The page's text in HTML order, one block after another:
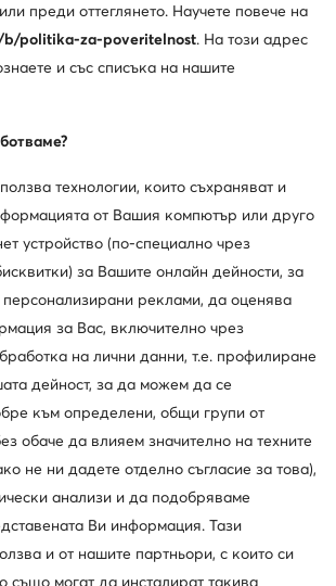
cm
-50%
€-50%
-27%
Clara Barson
Сандали · Син · 5.5 cm
Актуална цена
16,99€
-27%
Най-ниска цена
23,51 € -27%
преди оттеглянето. Научете повече на
politika-za-poveritelnost. На този адрес
и със списъка на нашите
технологии, които съхраняват и
от Вашия компютър или друго
устройство (по-специално чрез
за Вашите онлайн дейности, за
реклами, да оценява
за Вас, включително чрез
на лични данни, т.е. профилиране
дейност, за да можем да се
към определени, общи групи от
обаче да влияем значително на техните
не ни дадете отделно съгласие за това),
анализи и да подобряваме
Ви информация. Тази
и от нашите партньори, с които си
също могат да инсталират такива